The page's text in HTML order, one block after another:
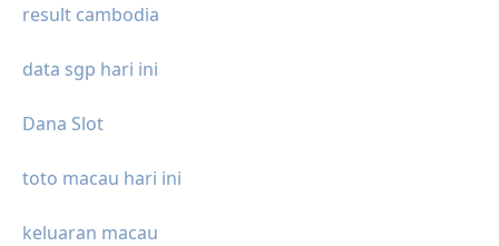
result cambodia
data sgp hari ini
Dana Slot
toto macau hari ini
keluaran macau